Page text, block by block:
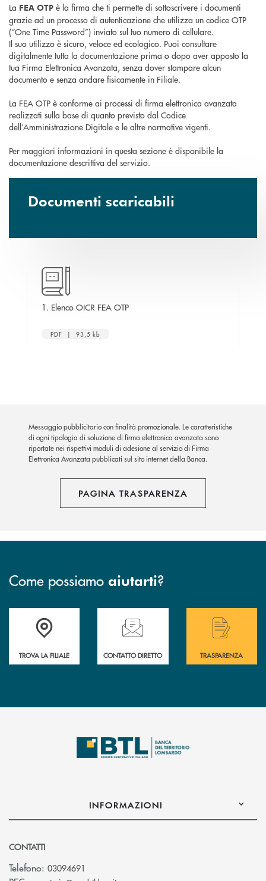
La FEA OTP è la firma che ti permette di sottoscrivere i documenti
grazie ad un processo di autenticazione che utilizza un codice OTP
(“One Time Password”) inviato sul tuo numero di cellulare.
Il suo utilizzo è sicuro, veloce ed ecologico. Puoi consultare
digitalmente tutta la documentazione prima o dopo aver apposto la
tua Firma Elettronica Avanzata, senza dover stampare alcun
documento e senza andare fisicamente in Filiale.
La FEA OTP è conforme ai processi di firma elettronica avanzata
realizzati sulla base di quanto previsto dal Codice
dell’Amministrazione Digitale e le altre normative vigenti.
Per maggiori informazioni in questa sezione è disponibile la
documentazione descrittiva del servizio.
Documenti scaricabili
1. Elenco OICR FEA OTPapre una nuova finestra
PDF | 93,5 kb
Messaggio pubblicitario con finalità promozionale. Le caratteristiche
di ogni tipologia di soluzione di firma elettronica avanzata sono
riportate nei rispettivi moduli di adesione al servizio di Firma
Elettronica Avanzata pubblicati sul sito internet della Banca.
PAGINA TRASPARENZA
Come possiamo aiutarti?
Accedi all' elenco completo delle filiali .
TROVA LA FILIALE
Hai bisogno di assistenza immediata?
CONTATTO DIRETTO
Hai bisogno di
TRASPARENZA
INFORMAZIONI
CONTATTI
Telefono: 03094691